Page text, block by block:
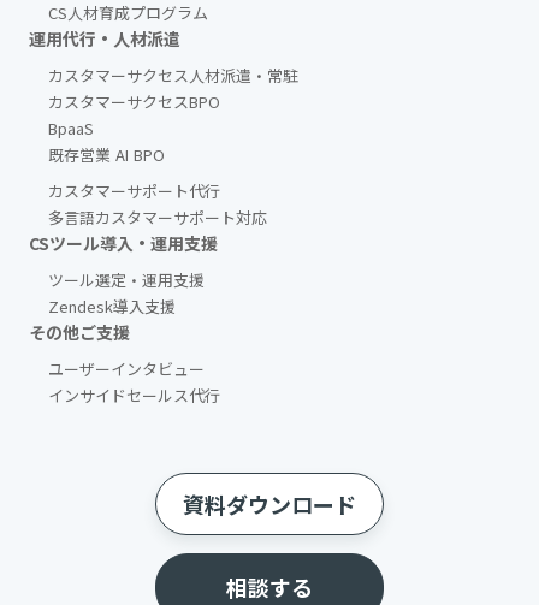
CS人材育成プログラム
運用代行・人材派遣
カスタマーサクセス人材派遣・常駐
カスタマーサクセスBPO
BpaaS​
既存営業 AI BPO
カスタマーサポート代行
多言語カスタマーサポート対応
CSツール導入・運用支援
ツール選定・運用支援
Zendesk導入支援
その他ご支援​
ユーザーインタビュー
インサイドセールス代行
資料ダウンロード
相談する